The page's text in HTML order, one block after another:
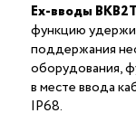
Ex-вводы
функцию
поддержания
оборудования,
в месте ввода
IP68.